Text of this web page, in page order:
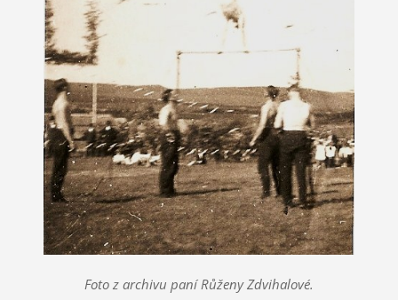
Foto z archivu paní Růženy Zdvihalové.